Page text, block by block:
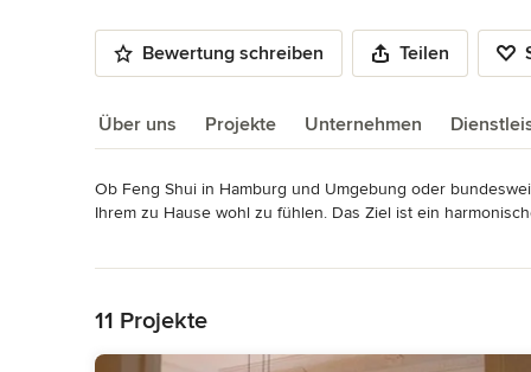
Bewertung schreiben Teilen
Über uns Projekte Unternehmen
Über uns
Ob Feng Shui in Hamburg und Umgebung oder
Ihrem zu Hause wohl zu fühlen. Das Ziel ist ein
Feng Shui ist eine uralte fernöstliche Lehre, die auf
Forschungen, was zu einer sehr komplexen Ausbildung
11 Projekte